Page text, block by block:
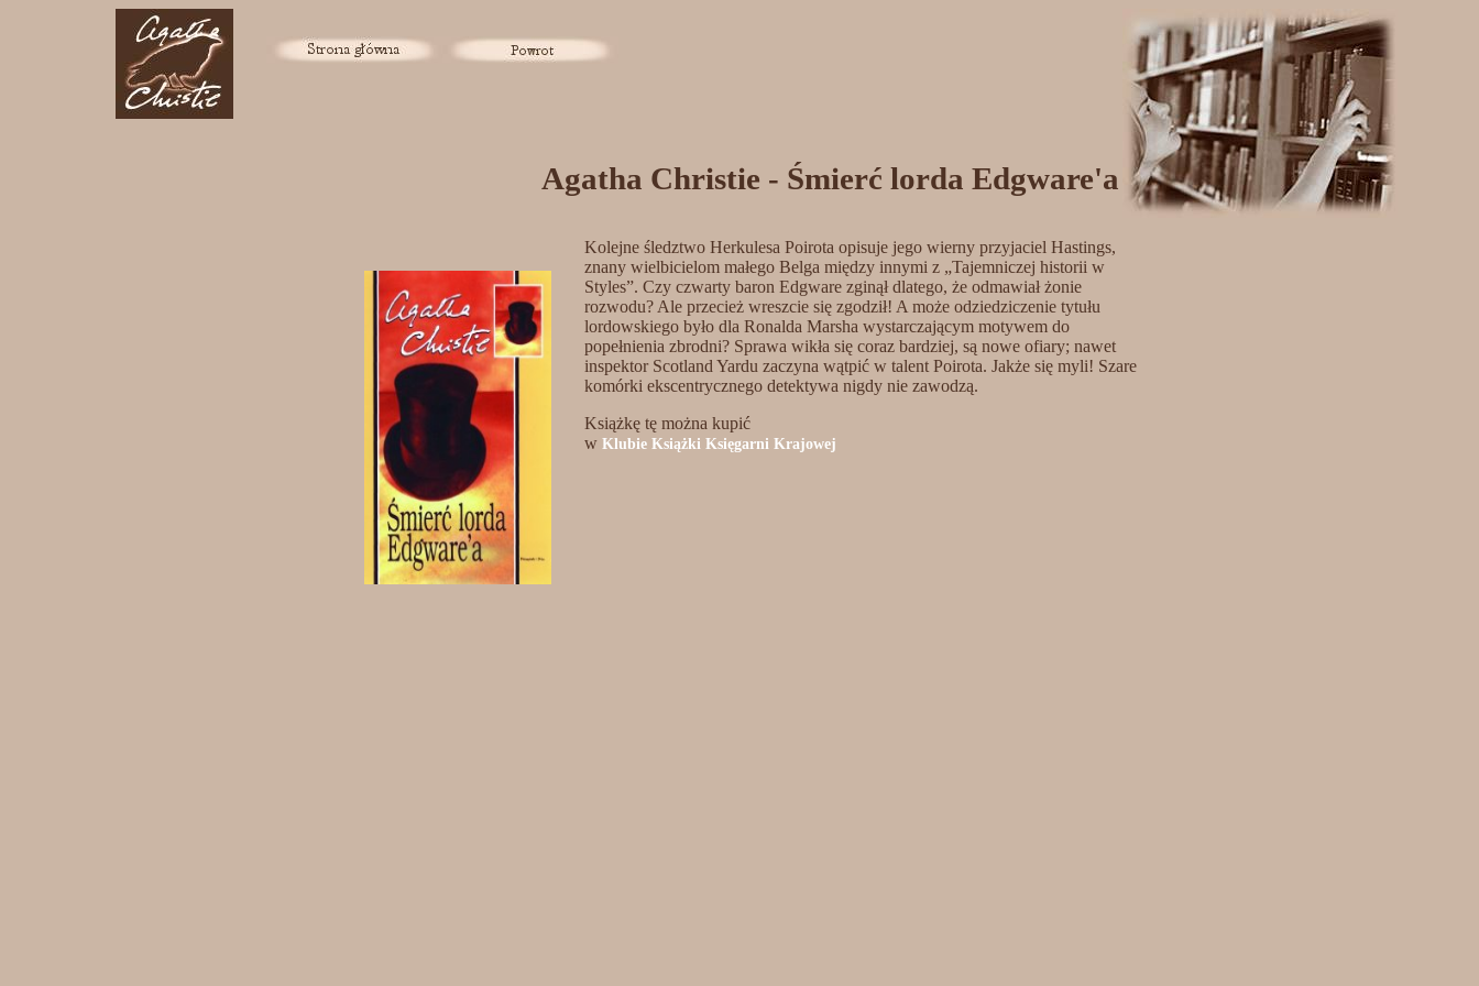
Agatha Christie - Śmierć lorda Edgware'a
Kolejne śledztwo Herkulesa Poirota opisuje jego wierny przyjaciel Hastings,
znany wielbicielom małego Belga między innymi z „Tajemniczej historii w
Styles”. Czy czwarty baron Edgware zginął dlatego, że odmawiał żonie
rozwodu? Ale przecież wreszcie się zgodził! A może odziedziczenie tytułu
lordowskiego było dla Ronalda Marsha wystarczającym motywem do
popełnienia zbrodni? Sprawa wikła się coraz bardziej, są nowe ofiary; nawet
inspektor Scotland Yardu zaczyna wątpić w talent Poirota. Jakże się myli! Szare
komórki ekscentrycznego detektywa nigdy nie zawodzą.
Książkę tę można kupić
w Klubie Książki Księgarni Krajowej